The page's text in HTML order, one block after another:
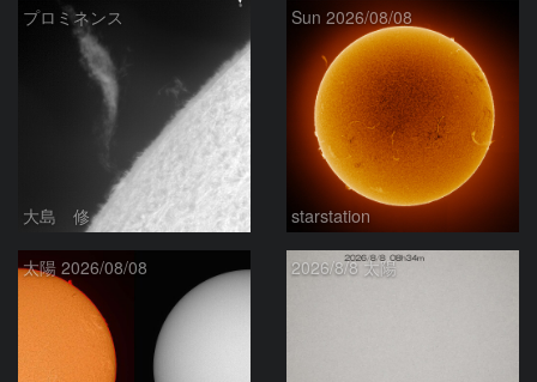
プロミネンス
大島 修
Sun 2026/08/08
starstation
太陽 2026/08/08 2026/8/8 太陽